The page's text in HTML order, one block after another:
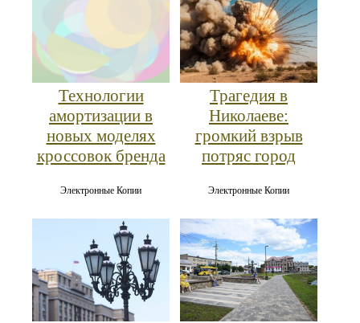
Технологии
амортизации в
новых моделях
кроссовок бренда
Электронные Копии
Трагедия в
Николаеве:
громкий взрыв
потряс город
Электронные Копии